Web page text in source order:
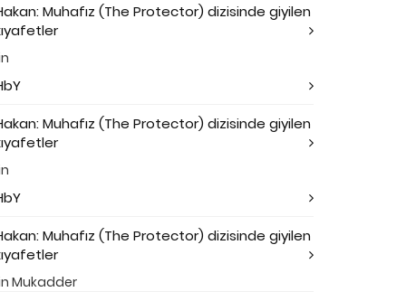
Muhafız (The Protector) dizisinde giyilen
Muhafız (The Protector) dizisinde giyilen
Muhafız (The Protector) dizisinde giyilen
Mukadder